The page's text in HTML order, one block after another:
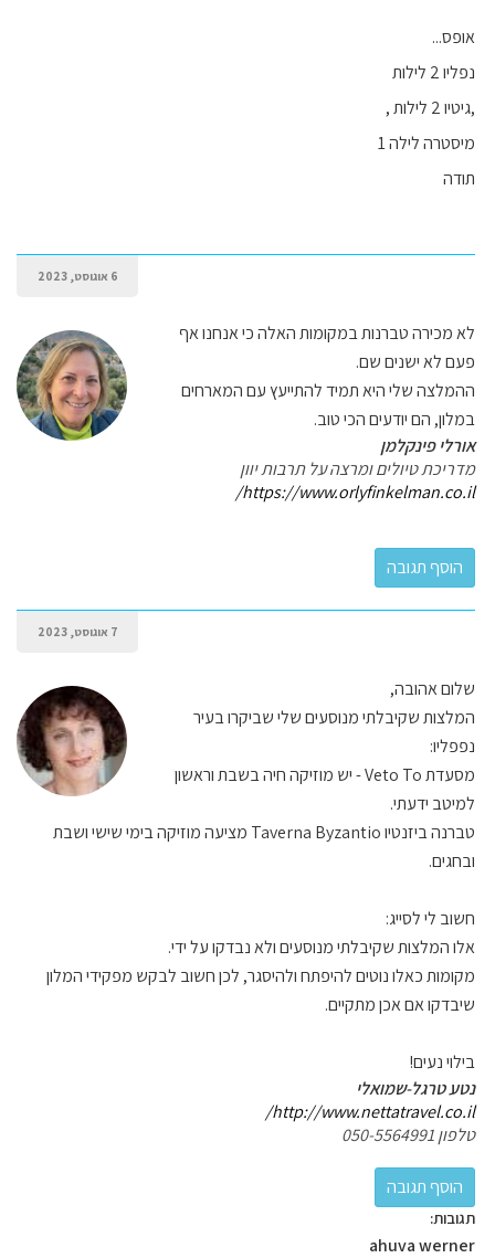
אופס...
נפליו 2 לילות
,גיטיו 2 לילות ,
מיסטרה לילה 1
תודה
6 אוגוסט, 2023
לא מכירה טברנות במקומות האלה כי אנחנו אף
פעם לא ישנים שם.
ההמלצה שלי היא תמיד להתייעץ עם המארחים
במלון, הם יודעים הכי טוב.
אורלי פינקלמן
מדריכת טיולים ומרצה על תרבות יוון
https://www.orlyfinkelman.co.il/
7 אוגוסט, 2023
שלום אהובה,
המלצות שקיבלתי מנוסעים שלי שביקרו בעיר
נפפליו:
מסעדת Veto To - יש מוזיקה חיה בשבת וראשון
למיטב ידעתי.
טברנה ביזנטיו Taverna Byzantio מציעה מוזיקה בימי שישי ושבת
ובחגים.
חשוב לי לסייג:
אלו המלצות שקיבלתי מנוסעים ולא נבדקו על ידי.
מקומות כאלו נוטים להיפתח ולהיסגר, לכן חשוב לבקש מפקידי המלון
שיבדקו אם אכן מתקיים.
בילוי נעים!
נטע טרגל-שמואלי
http://www.nettatravel.co.il/
טלפון 050-5564991
תגובות:
ahuva werner